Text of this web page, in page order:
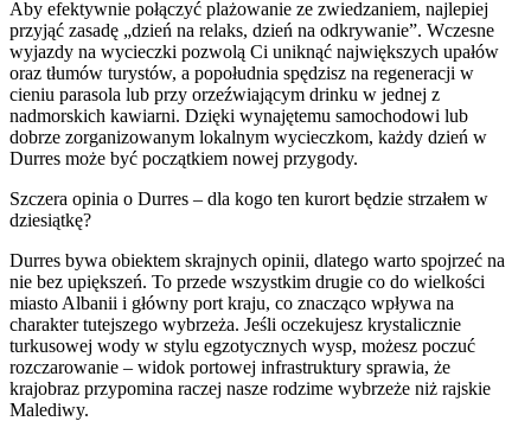
Aby efektywnie połączyć plażowanie ze zwiedzaniem, najlepiej
przyjąć zasadę „dzień na relaks, dzień na odkrywanie”. Wczesne
wyjazdy na wycieczki pozwolą Ci uniknąć największych upałów
oraz tłumów turystów, a popołudnia spędzisz na regeneracji w
cieniu parasola lub przy orzeźwiającym drinku w jednej z
nadmorskich kawiarni. Dzięki wynajętemu samochodowi lub
dobrze zorganizowanym lokalnym wycieczkom, każdy dzień w
Durres może być początkiem nowej przygody.
Szczera opinia o Durres – dla kogo ten kurort będzie strzałem w
dziesiątkę?
Durres bywa obiektem skrajnych opinii, dlatego warto spojrzeć na
nie bez upiększeń. To przede wszystkim drugie co do wielkości
miasto Albanii i główny port kraju, co znacząco wpływa na
charakter tutejszego wybrzeża. Jeśli oczekujesz krystalicznie
turkusowej wody w stylu egzotycznych wysp, możesz poczuć
rozczarowanie – widok portowej infrastruktury sprawia, że
krajobraz przypomina raczej nasze rodzime wybrzeże niż rajskie
Malediwy.